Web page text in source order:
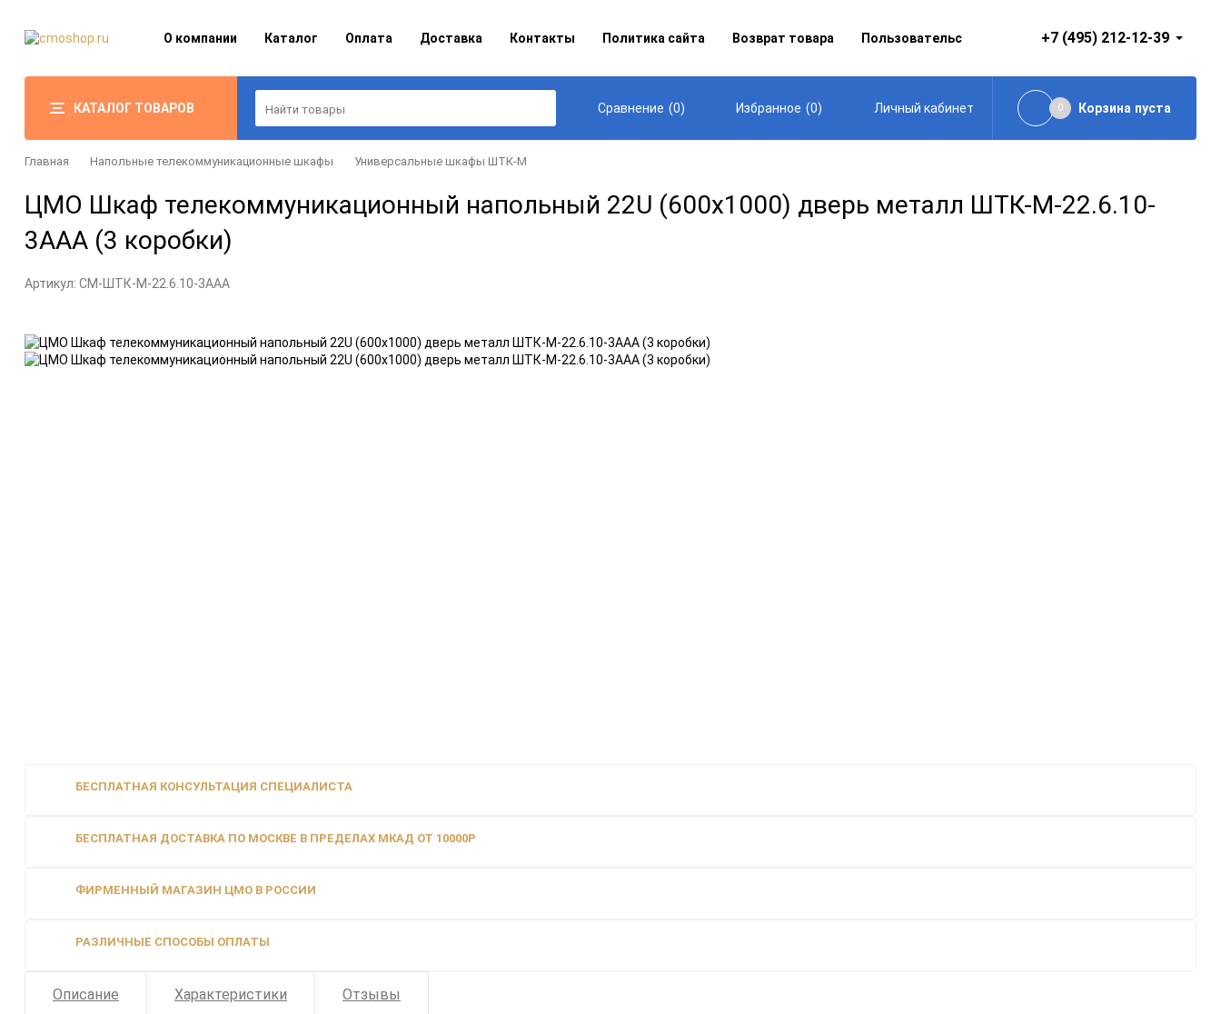
О компании Каталог Оплата Доставка Контакты Политика сайта Возврат товара Пользовательское соглашение+7 (495) 212-12-39
КАТАЛОГ ТОВАРОВ Сравнение (0) Избранное (0) Личный кабинет 0 Корзина пуста
Главная Напольные телекоммуникационные шкафы Универсальные шкафы ШТК-М
ЦМО Шкаф телекоммуникационный напольный 22U (600x1000) дверь металл ШТК-М-22.6.10-
3ААА (3 коробки)
Артикул: CM-ШТК-М-22.6.10-3ААА
БЕСПЛАТНАЯ КОНСУЛЬТАЦИЯ СПЕЦИАЛИСТА
БЕСПЛАТНАЯ ДОСТАВКА ПО МОСКВЕ В ПРЕДЕЛАХ МКАД ОТ 10000Р
ФИРМЕННЫЙ МАГАЗИН ЦМО В РОССИИ
РАЗЛИЧНЫЕ СПОСОБЫ ОПЛАТЫ
Описание Характеристики Отзывы